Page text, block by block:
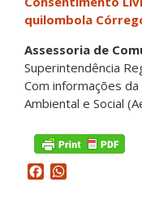
quilombola
Assessoria de
Superintendência
Com informações
Ambiental e Social
Facebook